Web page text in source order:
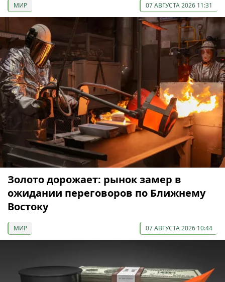
МИР 07 АВГУСТА 2026 11:31
Золото дорожает: рынок замер в
ожидании переговоров по Ближнему
Востоку
МИР 07 АВГУСТА 2026 10:44